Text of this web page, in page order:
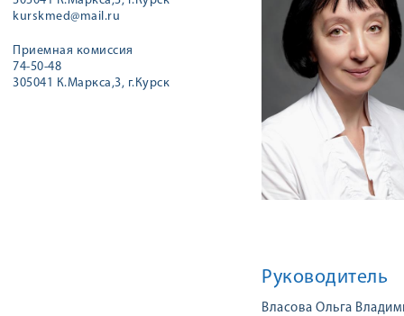
kurskmed@mail.ru
Приемная комиссия
74-50-48
305041 К.Маркса,3, г.Курск
Руководитель
Власова Ольга